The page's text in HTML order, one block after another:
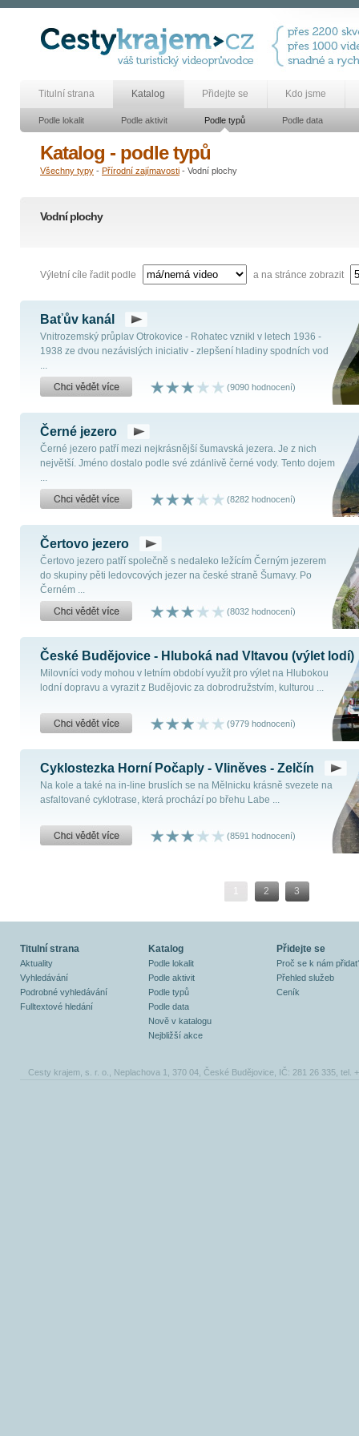
Titulní strana Katalog Přidejte se Kdo jsme
Podle lokalit Podle aktivit Podle typů Podle data
Katalog - podle typů
Všechny typy - Přírodní zajímavosti - Vodní plochy
Vodní plochy
Výletní cíle řadit podle a na stránce zobrazit
Baťův kanál
Vnitrozemský průplav Otrokovice - Rohatec vznikl v letech 1936 -
1938 ze dvou nezávislých iniciativ - zlepšení hladiny spodních vod
...
(9090 hodnocení)
Černé jezero
Černé jezero patří mezi nejkrásnější šumavská jezera. Je z nich
největší. Jméno dostalo podle své zdánlivě černé vody. Tento dojem
...
(8282 hodnocení)
Čertovo jezero
Čertovo jezero patří společně s nedaleko ležícím Černým jezerem
do skupiny pěti ledovcových jezer na české straně Šumavy. Po
Černém ...
(8032 hodnocení)
České Budějovice - Hluboká nad Vltavou (výlet lodí)
Milovníci vody mohou v letním období využít pro výlet na Hlubokou
lodní dopravu a vyrazit z Budějovic za dobrodružstvím, kulturou ...
(9779 hodnocení)
Cyklostezka Horní Počaply - Vliněves - Zelčín
Na kole a také na in-line bruslích se na Mělnicku krásně svezete na
asfaltované cyklotrase, která prochází po břehu Labe ...
(8591 hodnocení)
1 2 3
Titulní strana
Aktuality
Vyhledávání
Podrobné vyhledávání
Fulltextové hledání
Katalog
Podle lokalit
Podle aktivit
Podle typů
Podle data
Nově v katalogu
Nejbližší akce
Přidejte se
Proč se k nám
Přehled služeb
Ceník
Cesty krajem, s. r. o., Neplachova 1, 370 04, České Budějovice, IČ: 281 26 335, tel.